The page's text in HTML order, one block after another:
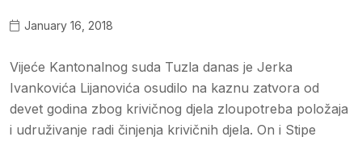
January 16, 2018
Vijeće Kantonalnog suda Tuzla danas je Jerka
Ivankovića Lijanovića osudilo na kaznu zatvora od
devet godina zbog krivičnog djela zloupotreba položaja
i udruživanje radi činjenja krivičnih djela. On i Stipe